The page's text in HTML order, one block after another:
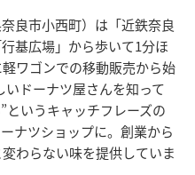
良市小西町）は「近鉄奈良
基広場」から歩いて1分ほ
ワゴンでの移動販売から始
いドーナツ屋さんを知って
というキャッチフレーズの
ナツショップに。創業から
わらない味を提供していま